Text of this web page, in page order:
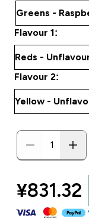
Flavour 1:
Flavour 2:
¥831.32‎